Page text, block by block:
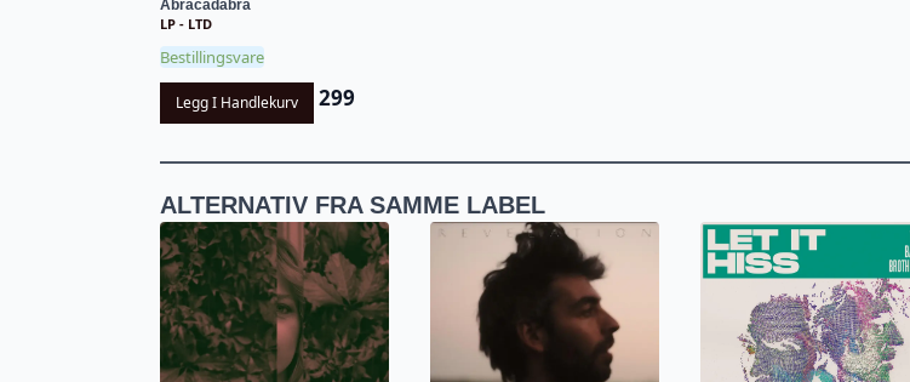
Abracadabra
LP - LTD
Bestillingsvare
Legg I Handlekurv 299
ALTERNATIV FRA SAMME LABEL